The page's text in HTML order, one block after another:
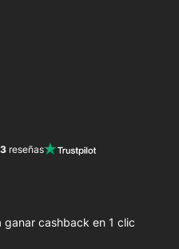
reseñas
ganar cashback en 1 clic